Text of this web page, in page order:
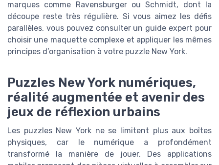
marques comme Ravensburger ou Schmidt, dont la
découpe reste très régulière. Si vous aimez les défis
parallèles, vous pouvez consulter un guide expert pour
choisir une maquette complexe et appliquer les mêmes
principes d’organisation à votre puzzle New York.
Puzzles New York numériques,
réalité augmentée et avenir des
jeux de réflexion urbains
Les puzzles New York ne se limitent plus aux boîtes
physiques, car le numérique a profondément
transformé la manière de jouer. Des applications